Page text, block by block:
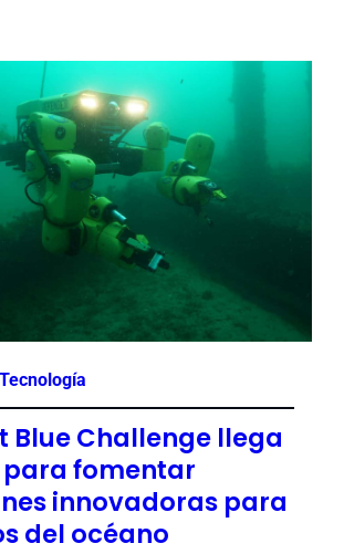
Blue Challenge llega
para fomentar
innovadoras para
del océano